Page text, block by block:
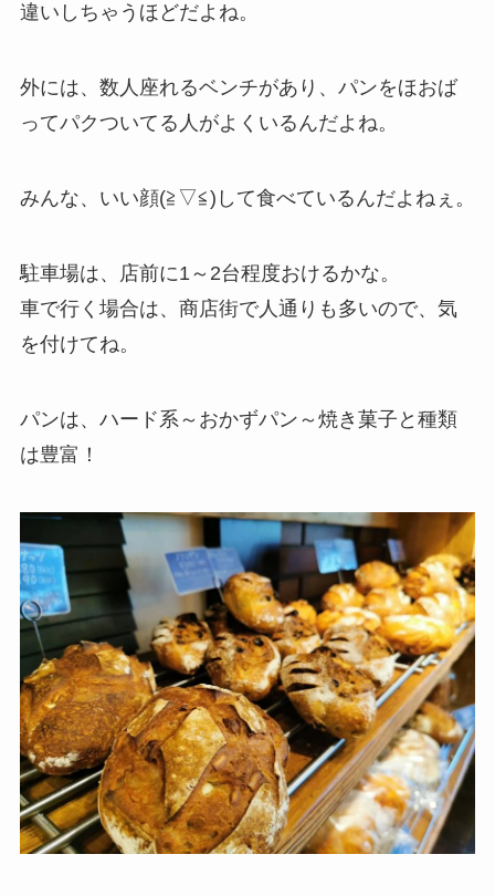
違いしちゃうほどだよね。
外には、数人座れるベンチがあり、パンをほおば
ってパクついてる人がよくいるんだよね。
みんな、いい顔(≧▽≦)して食べているんだよねぇ。
駐車場は、店前に1～2台程度おけるかな。
車で行く場合は、商店街で人通りも多いので、気
を付けてね。
パンは、ハード系～おかずパン～焼き菓子と種類
は豊富！